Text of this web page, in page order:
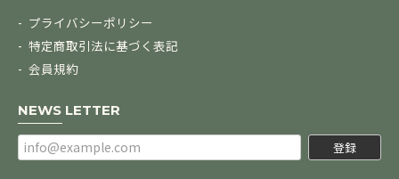
プライバシーポリシー
特定商取引法に基づく表記
会員規約
NEWS LETTER
登録